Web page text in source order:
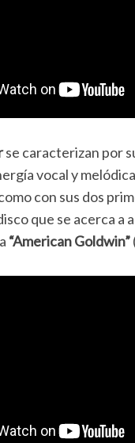
se caracterizan por
vocal y
con sus dos
que se acerca a
“American Goldwin”